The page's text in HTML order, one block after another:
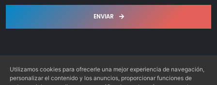
ENVIAR
Utilizamos cookies para ofrecerle una mejor experiencia de navegación,
personalizar el contenido y los anuncios, proporcionar funciones de